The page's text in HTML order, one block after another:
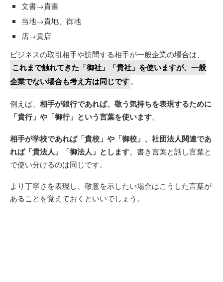
文書→貴書
当地→貴地、御地
店→貴店
ビジネスの取引相手や訪問する相手が一般企業の場合は、
これまで触れてきた「御社」「貴社」を使いますが、一般
企業でない場合も考え方は同じです。
例えば、 相手が銀行であれば、敬う気持ちを表現するために
「貴行」や「御行」という言葉を使います。
相手が学校であれば「貴校」や「御校」、社団法人関連であ
れば「貴法人」「御法人」とします。書き言葉と話し言葉と
で使い分けるのは同じです。
より丁寧さを表現し、敬意を示したい場合はこうした言葉が
あることを覚えておくといいでしょう。